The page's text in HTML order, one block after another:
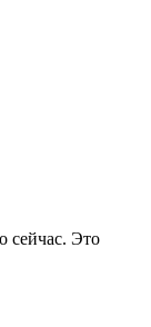
сейчас. Это